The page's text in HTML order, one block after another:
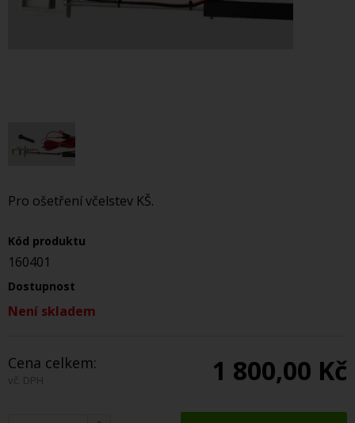
Pro ošetření včelstev KŠ.
Kód produktu
160401
Dostupnost
Není skladem
Cena celkem:
vč. DPH 1 800,00 Kč